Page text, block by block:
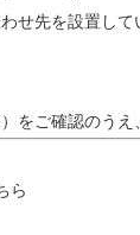
せ先を設置して
をご確認のうえ
ら